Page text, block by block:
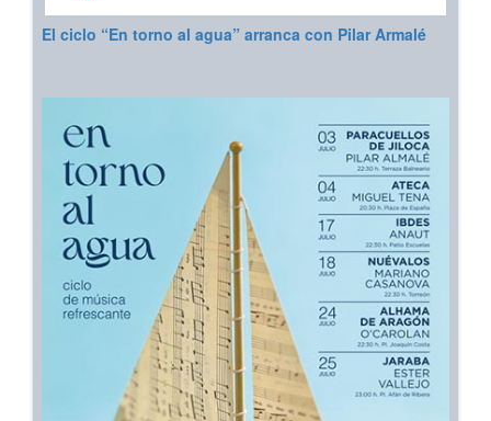
El ciclo “En torno al agua” arranca con Pilar Armalé